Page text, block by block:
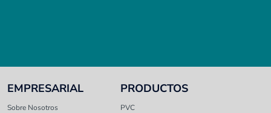
EMPRESARIAL
Sobre Nosotros
PRODUCTOS
PVC